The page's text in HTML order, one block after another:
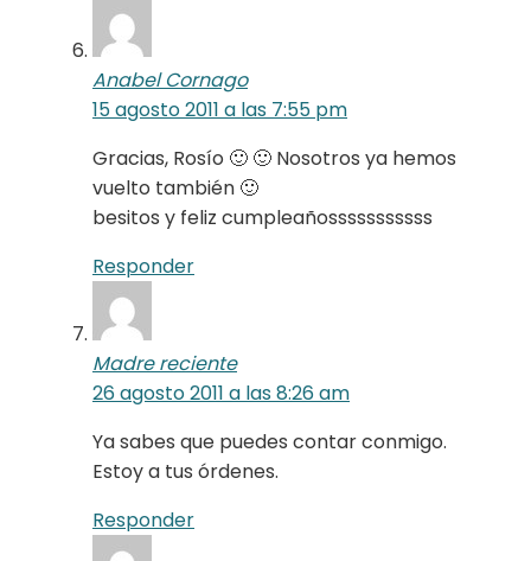
Anabel Cornago
15 agosto 2011 a las 7:55 pm
Gracias, Rosío 🙂 🙂 Nosotros ya hemos
vuelto también 🙂
besitos y feliz cumpleañosssssssssss
Responder
Madre reciente
26 agosto 2011 a las 8:26 am
Ya sabes que puedes contar conmigo.
Estoy a tus órdenes.
Responder